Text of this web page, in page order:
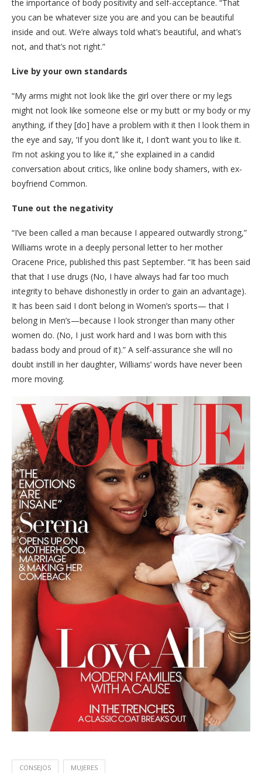
the importance of body positivity and self-acceptance. “That
you can be whatever size you are and you can be beautiful
inside and out. We’re always told what’s beautiful, and what’s
not, and that’s not right.”
Live by your own standards
“My arms might not look like the girl over there or my legs
might not look like someone else or my butt or my body or my
anything, if they [do] have a problem with it then I look them in
the eye and say, ‘If you don’t like it, I don’t want you to like it.
I’m not asking you to like it,” she explained in a candid
conversation about critics, like online body shamers, with ex-
boyfriend Common.
Tune out the negativity
“I’ve been called a man because I appeared outwardly strong,”
Williams wrote in a deeply personal letter to her mother
Oracene Price, published this past September. “It has been said
that that I use drugs (No, I have always had far too much
integrity to behave dishonestly in order to gain an advantage).
It has been said I don’t belong in Women’s sports— that I
belong in Men’s—because I look stronger than many other
women do. (No, I just work hard and I was born with this
badass body and proud of it).” A self-assurance she will no
doubt instill in her daughter, Williams’ words have never been
more moving.
CONSEJOS MUJERES